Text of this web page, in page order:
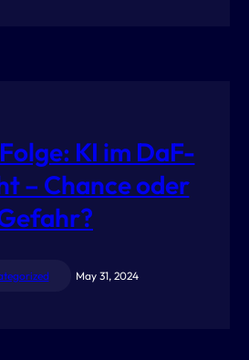
KI im DaF-
– Chance oder
May 31, 2024